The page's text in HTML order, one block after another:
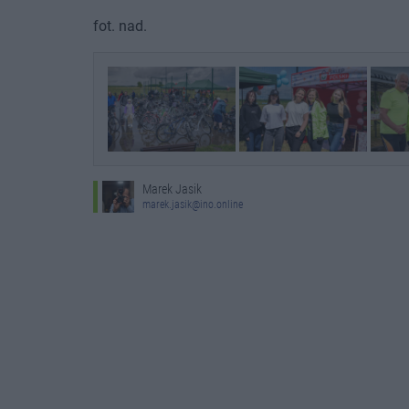
fot. nad.
Marek Jasik
marek.jasik@ino.online